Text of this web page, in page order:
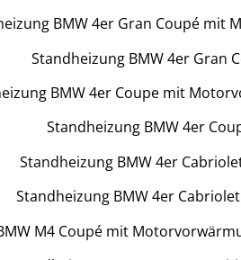
BMW 4er Gran Coupé mit
Standheizung BMW 4er Gran
BMW 4er Coupe mit
Standheizung BMW 4er
Standheizung BMW 4er
Standheizung BMW 4er
M4 Coupé mit